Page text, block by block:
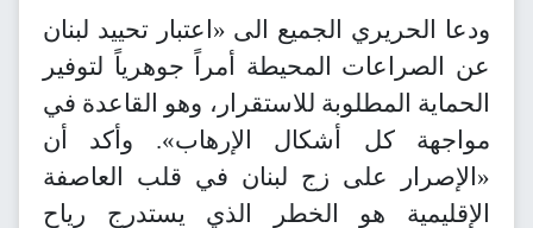
ودعا الحريري الجميع الى «اعتبار تحييد لبنان
عن الصراعات المحيطة أمراً جوهرياً لتوفير
الحماية المطلوبة للاستقرار، وهو القاعدة في
مواجهة كل أشكال الإرهاب». وأكد أن
«الإصرار على زج لبنان في قلب العاصفة
الإقليمية هو الخطر الذي يستدرج رياح